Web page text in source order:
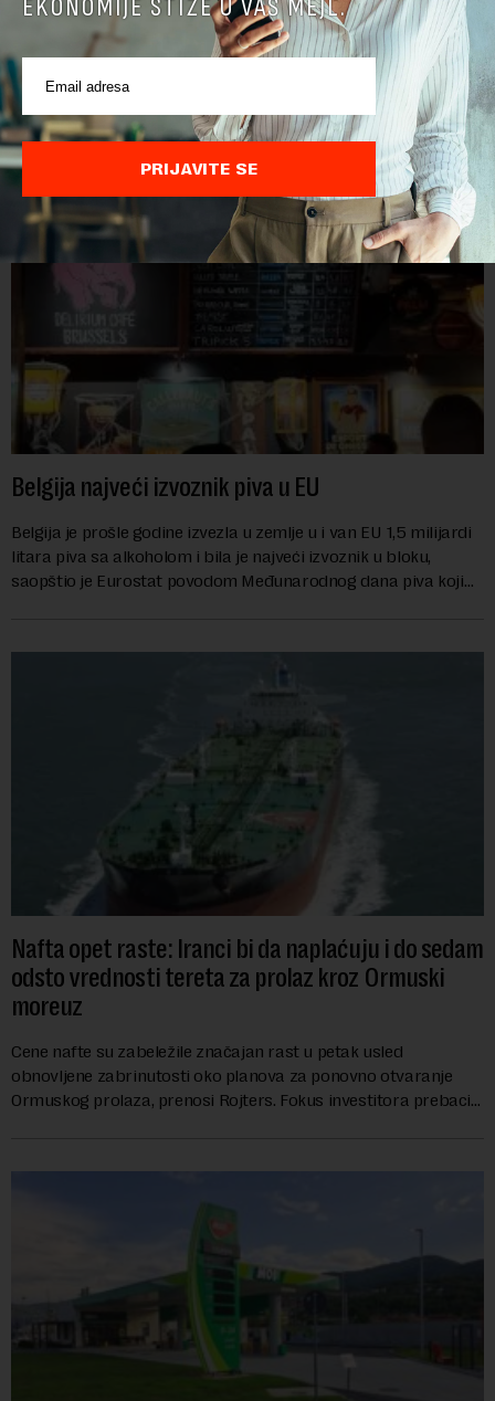
Cene hrane u svetu najviše za tri i po godine
Cene hrane u svetu su sada najviše za tri i po godine, jer letnji
toplotni talasi i ratovi u Ukrajini i na Bliskom istoku povećavaju
troškove, piše britanski list Gardijan.Indeks cena
prehrambenih proiz...
Belgija najveći izvoznik piva u EU
Belgija je prošle godine izvezla u zemlje u i van EU 1,5 milijardi
litara piva sa alkoholom i bila je najveći izvoznik u bloku,
saopštio je Eurostat povodom Međunarodnog dana piva koji
Nafta opet raste: Iranci bi da naplaćuju i do sedam
odsto vrednosti tereta za prolaz kroz Ormuski
moreuz
Cene nafte su zabeležile značajan rast u petak usled
obnovljene zabrinutosti oko planova za ponovno otvaranje
Ormuskog prolaza, prenosi Rojters. Fokus investitora prebacio
EKONOMIJE STIŽE U VAŠ MEJL.
PRIJAVITE SE